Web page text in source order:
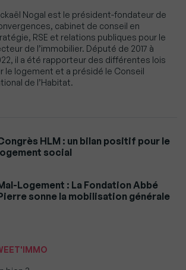
Nogal est le président-fondateur de
cabinet de conseil en
RSE et relations publiques pour le
de l’immobilier. Député de 2017 à
il a été rapporteur des différentes lois
le logement et a présidé le Conseil
de l’Habitat.
HLM : un bilan positif pour le
social
Logement : La Fondation Abbé
sonne la mobilisation générale